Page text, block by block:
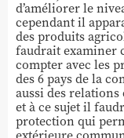
d’améliorer le
cependant il
des produits
faudrait examiner
compter avec les
des 6 pays de la
aussi des
et à ce sujet il
protection qui